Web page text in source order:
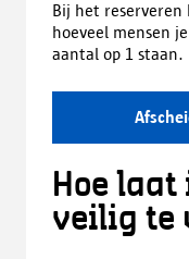
Bij het reserveren
hoeveel mensen
aantal op 1 staan.
Hoe laat
veilig te